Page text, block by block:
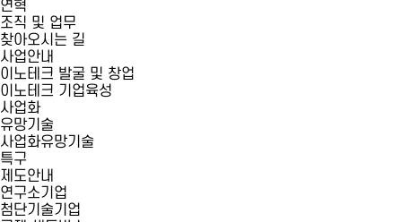
연혁
조직 및 업무
찾아오시는 길
사업안내
이노테크 발굴 및 창업
이노테크 기업육성
사업화
유망기술
사업화유망기술
특구
제도안내
연구소기업
첨단기술기업